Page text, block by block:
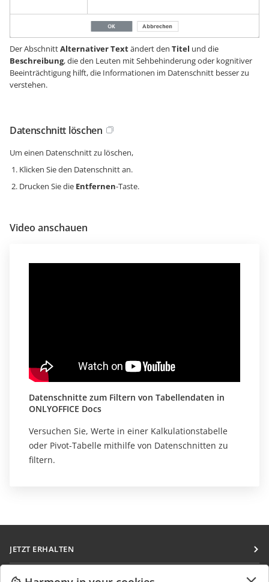
Der AbschnittAlternativer Textändert den Titel und die
Beschreibung, die den Leuten mit Sehbehinderung oder kognitiver
Beeinträchtigung hilft, die Informationen im Datenschnitt besser zu
verstehen.
Datenschnitt löschen
Um einen Datenschnitt zu löschen,
Klicken Sie den Datenschnitt an.
Drucken Sie die Entfernen-Taste.
Video anschauen
Datenschnitte zum Filtern von Tabellendaten in
ONLYOFFICE Docs
Versuchen Sie, Werte in einer Kalkulationstabelle
oder Pivot-Tabelle mithilfe von Datenschnitten zu
filtern.
JETZT ERHALTEN
Docs
ZUSAMMENARBEITEN